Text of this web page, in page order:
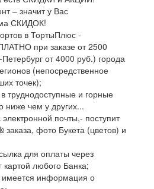
– значит у Вас
СКИДОК!
в ТортыПлюс -
при заказе от 2500
от 4000 руб.) города
(непосредственное
точек);
труднодоступные и горные
ниже чем у других...
почты,- поступит
фото Букета (цветов) и
для оплаты через
любого Банка;
имеется информация о